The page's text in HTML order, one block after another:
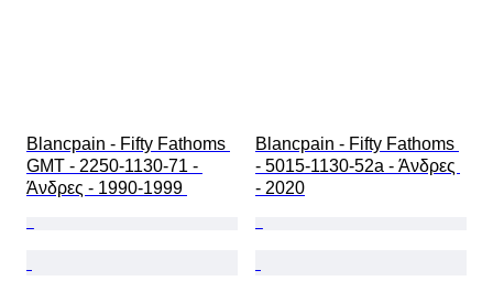
Blancpain - Fifty Fathoms
GMT - 2250-1130-71 -
Άνδρες - 1990-1999
Blancpain - Fifty Fathoms
- 5015-1130-52a - Άνδρες
- 2020